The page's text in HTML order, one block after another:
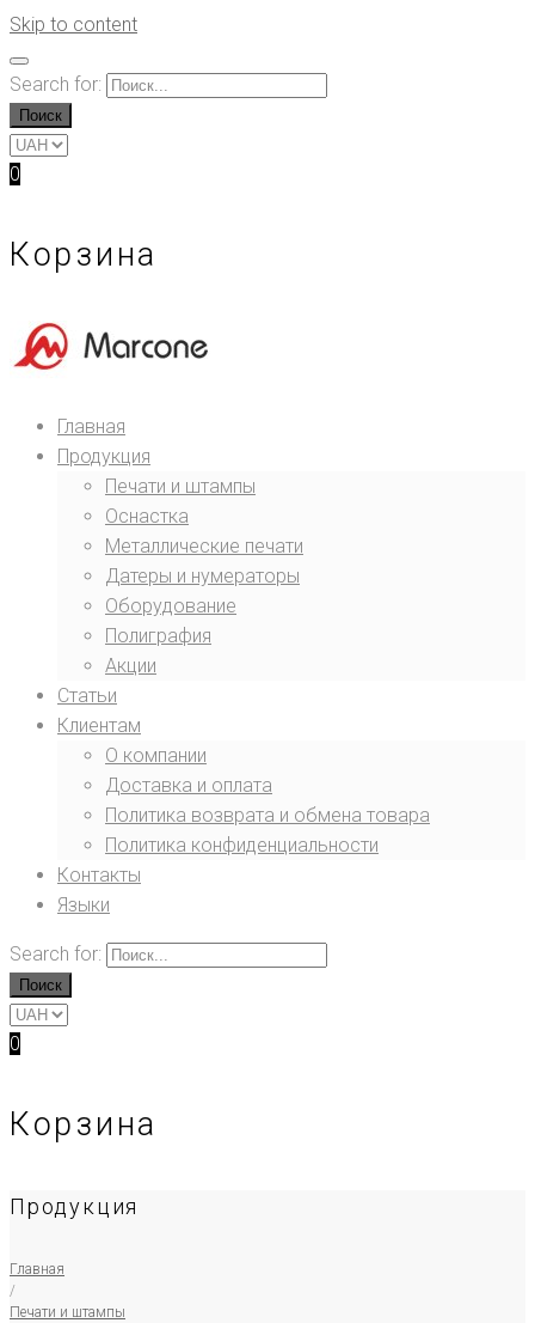
Skip to content
Search for:
Поиск
0
Корзина
Главная
Продукция
Печати и штампы
Оснастка
Металлические печати
Датеры и нумераторы
Оборудование
Полиграфия
Акции
Статьи
Клиентам
О компании
Доставка и оплата
Политика возврата и обмена товара
Политика конфиденциальности
Контакты
Языки
Search for:
Поиск
0
Корзина
Продукция
Главная
/
Печати и штампы